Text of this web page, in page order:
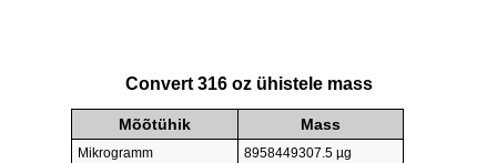
Convert 316 oz ühistele mass
Mõõtühik Mass
Mikrogramm
8958449307.5 µg